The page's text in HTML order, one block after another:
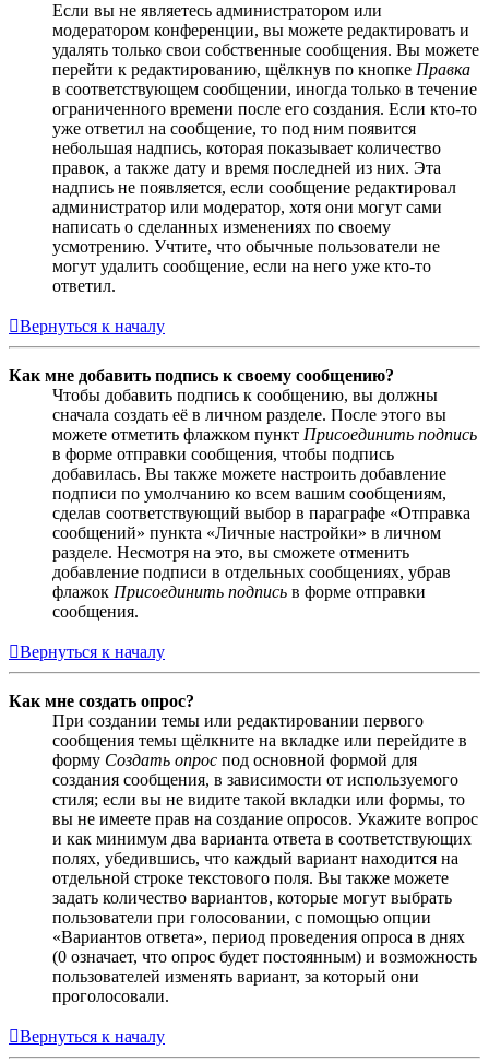
Если вы не являетесь администратором или
модератором конференции, вы можете редактировать и
удалять только свои собственные сообщения. Вы можете
перейти к редактированию, щёлкнув по кнопке Правка
в соответствующем сообщении, иногда только в течение
ограниченного времени после его создания. Если кто-то
уже ответил на сообщение, то под ним появится
небольшая надпись, которая показывает количество
правок, а также дату и время последней из них. Эта
надпись не появляется, если сообщение редактировал
администратор или модератор, хотя они могут сами
написать о сделанных изменениях по своему
усмотрению. Учтите, что обычные пользователи не
могут удалить сообщение, если на него уже кто-то
ответил.
Вернуться к началу
Как мне добавить подпись к своему сообщению?
Чтобы добавить подпись к сообщению, вы должны
сначала создать её в личном разделе. После этого вы
можете отметить флажком пункт Присоединить подпись
в форме отправки сообщения, чтобы подпись
добавилась. Вы также можете настроить добавление
подписи по умолчанию ко всем вашим сообщениям,
сделав соответствующий выбор в параграфе «Отправка
сообщений» пункта «Личные настройки» в личном
разделе. Несмотря на это, вы сможете отменить
добавление подписи в отдельных сообщениях, убрав
флажок Присоединить подпись в форме отправки
сообщения.
Вернуться к началу
Как мне создать опрос?
При создании темы или редактировании первого
сообщения темы щёлкните на вкладке или перейдите в
форму Создать опрос под основной формой для
создания сообщения, в зависимости от используемого
стиля; если вы не видите такой вкладки или формы, то
вы не имеете прав на создание опросов. Укажите вопрос
и как минимум два варианта ответа в соответствующих
полях, убедившись, что каждый вариант находится на
отдельной строке текстового поля. Вы также можете
задать количество вариантов, которые могут выбрать
пользователи при голосовании, с помощью опции
«Вариантов ответа», период проведения опроса в днях
(0 означает, что опрос будет постоянным) и возможность
пользователей изменять вариант, за который они
проголосовали.
Вернуться к началу